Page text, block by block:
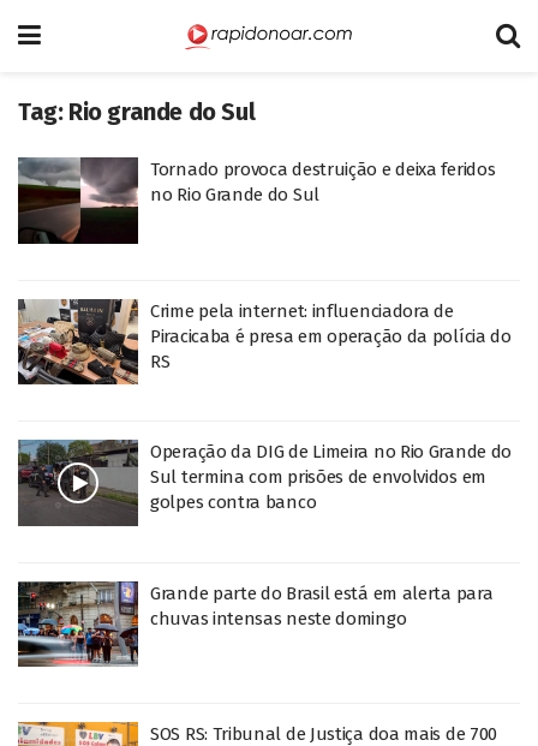
Tag: Rio grande do Sul
Tornado provoca destruição e deixa feridos
no Rio Grande do Sul
Crime pela internet: influenciadora de
Piracicaba é presa em operação da polícia do
RS
Operação da DIG de Limeira no Rio Grande do
Sul termina com prisões de envolvidos em
golpes contra banco
Grande parte do Brasil está em alerta para
chuvas intensas neste domingo
SOS RS: Tribunal de Justiça doa mais de 700